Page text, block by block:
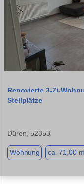
Renovierte 3-Zi-
Stellplätze
Düren, 52353
Wohnung ca. 71,00